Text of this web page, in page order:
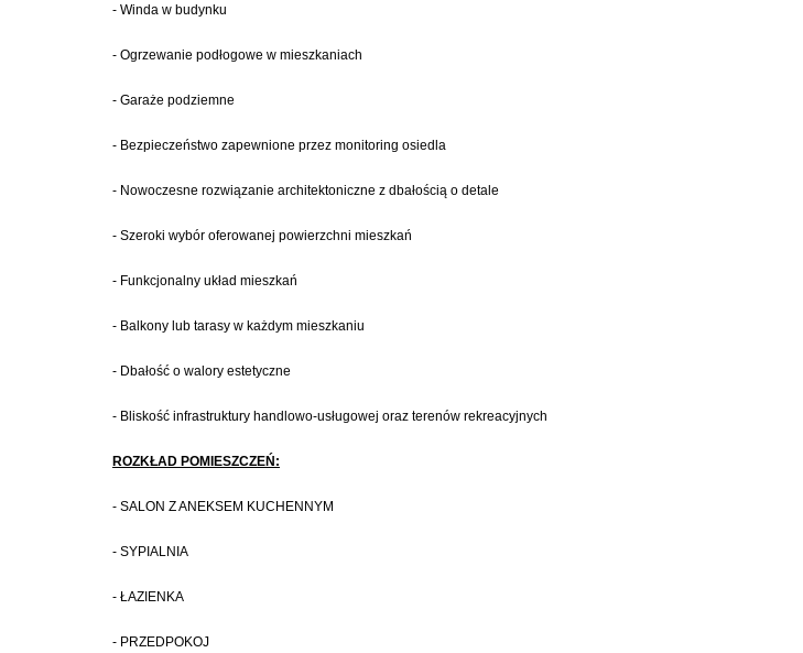
- Winda w budynku
- Ogrzewanie podłogowe w mieszkaniach
- Garaże podziemne
- Bezpieczeństwo zapewnione przez monitoring osiedla
- Nowoczesne rozwiązanie architektoniczne z dbałością o detale
- Szeroki wybór oferowanej powierzchni mieszkań
- Funkcjonalny układ mieszkań
- Balkony lub tarasy w każdym mieszkaniu
- Dbałość o walory estetyczne
- Bliskość infrastruktury handlowo-usługowej oraz terenów rekreacyjnych
ROZKŁAD POMIESZCZEŃ:
- SALON Z ANEKSEM KUCHENNYM
- SYPIALNIA
- ŁAZIENKA
- PRZEDPOKOJ